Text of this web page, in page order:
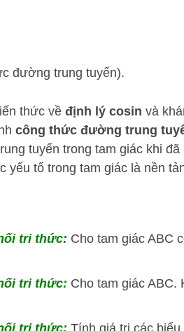
đường trung tuyến).
thức về định lý cosin và
công thức đường trung
tuyến trong tam giác khi đã
yếu tố trong tam giác là nền
tri thức: Cho tam giác ABC
tri thức: Cho tam giác ABC.
tri thức: Tính giá trị các